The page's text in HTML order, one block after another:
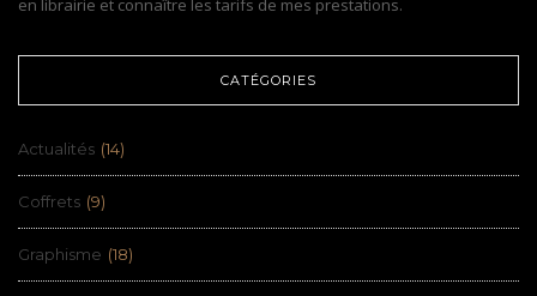
CATÉGORIES
Actualités (14)
Coffrets (9)
Graphisme (18)